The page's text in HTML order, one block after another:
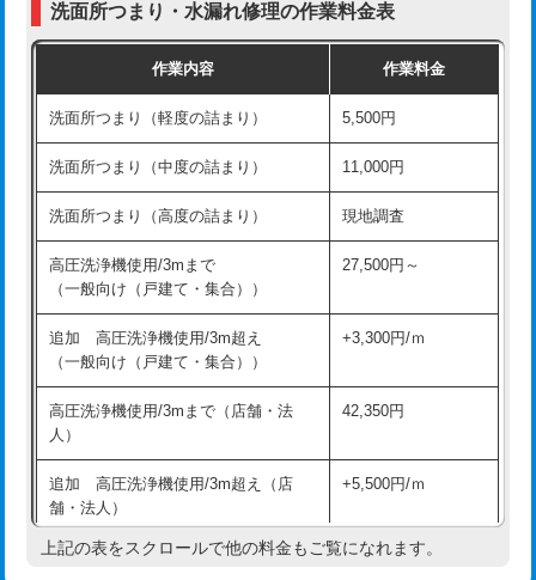
モルタル補修（厚さ10㎝まで） 27,500円
モルタル補修（厚さ10㎝超え） 38,500円
洗面台設置 38,500円
バスタブ設置 現場見積
追加人工 16,500円
廃棄・処分 現場見積
※給水管工事は20mmまでの価格です。
交換・取付（その他部品） 11,000円+材料費
持込商品取付（単水栓） 13,200円
持込商品取付（混合水栓） 16,500円
持込商品取付（浄水器・分岐水栓） 16,500円
給水管工事※（ホール加工) 16,500円
給水管工事※（バンド止め)
給水管工事※（支持金具設置) 5,500円
給水管工事※（保温材使用（バンド止
め込み）)
5,500円
給水管工事※（土の掘削・埋め戻し作
業)
11,000円
給水管工事※（塩ビ管（VP・HI）使
用/3ｍまで)
洗面所つまり・水漏れ修理の作業料金表
作業内容 作業料金
洗面所つまり（軽度の詰まり） 5,500円
洗面所つまり（中度の詰まり） 11,000円
洗面所つまり（高度の詰まり） 現地調査
高圧洗浄機使用/3mまで
（一般向け（戸建て・集合））
27,500円～
追加 高圧洗浄機使用/3m超え
（一般向け（戸建て・集合））
+3,300円/ｍ
高圧洗浄機使用/3mまで（店舗・法
人）
42,350円
追加 高圧洗浄機使用/3m超え（店
舗・法人）
+5,500円/ｍ
高度高圧洗浄換 現地調査
上記の表をスクロールで他の料金もご覧になれます。